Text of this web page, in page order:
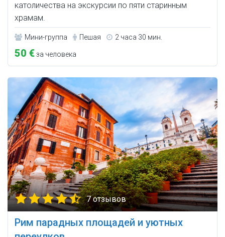
католичества на экскурсии по пяти старинным
храмам.
Мини-группа Пешая 2 часа 30 мин.
50 €за человека
7 отзывов
Рим парадных площадей и уютных